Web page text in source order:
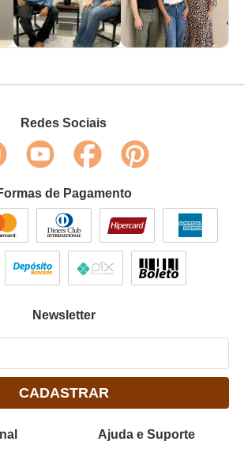
Redes Sociais
de Pagamento
Newsletter
CADASTRAR
Ajuda e Suporte